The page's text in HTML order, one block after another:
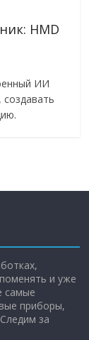
HMD
ИИ
и уже
самые
приборы,
за